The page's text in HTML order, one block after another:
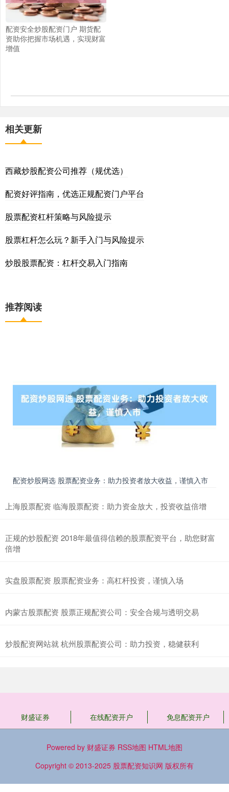
配资安全炒股配资门户 期货配
资助你把握市场机遇，实现财富
增值
相关更新
西藏炒股配资公司推荐（规优选）
配资好评指南，优选正规配资门户平台
股票配资杠杆策略与风险提示
股票杠杆怎么玩？新手入门与风险提示
炒股股票配资：杠杆交易入门指南
推荐阅读
配资炒股网选 股票配资业务：助力投资者放大收益，谨慎入市
上海股票配资 临海股票配资：助力资金放大，投资收益倍增
正规的炒股配资 2018年最值得信赖的股票配资平台，助您财富
倍增
实盘股票配资 股票配资业务：高杠杆投资，谨慎入场
内蒙古股票配资 股票正规配资公司：安全合规与透明交易
炒股配资网站就 杭州股票配资公司：助力投资，稳健获利
财盛证券 在线配资开户 免息配资开户
Powered by 财盛证券 RSS地图 HTML地图
Copyright © 2013-2025 股票配资知识网 版权所有